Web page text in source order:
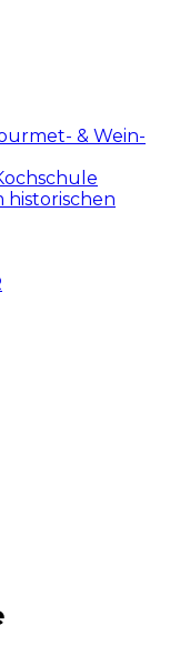
& Wein-